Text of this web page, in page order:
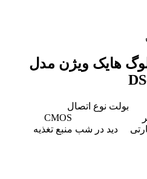
1680000 تومان
است.
هایک ویژن مدل
بولت نوع اتصال
تصویر CMOS
دید در شب منبع تغذیه